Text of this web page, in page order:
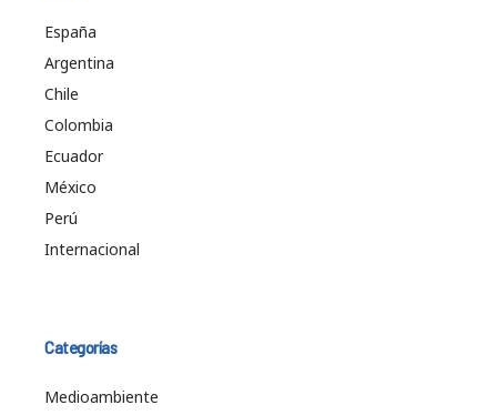
España
Argentina
Chile
Colombia
Ecuador
México
Perú
Internacional
Categorías
Medioambiente